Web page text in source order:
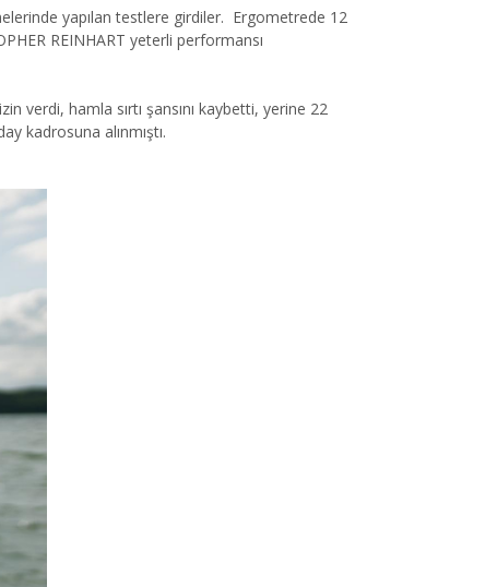
yapılan testlere girdiler. Ergometrede 12
REINHART yeterli performansı
verdi, hamla sırtı şansını kaybetti, yerine 22
kadrosuna alınmıştı.